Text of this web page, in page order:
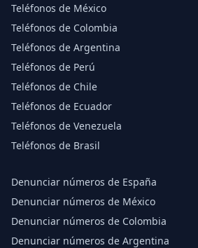
Teléfonos de México
Teléfonos de Colombia
Teléfonos de Argentina
Teléfonos de Perú
Teléfonos de Chile
Teléfonos de Ecuador
Teléfonos de Venezuela
Teléfonos de Brasil
Denunciar números de España
Denunciar números de México
Denunciar números de Colombia
Denunciar números de Argentina